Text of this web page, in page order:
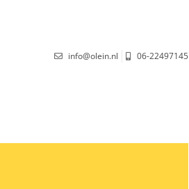
info@olein.nl 06-22497145